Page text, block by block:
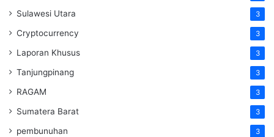
Sulawesi Utara 3
Cryptocurrency 3
Laporan Khusus 3
Tanjungpinang 3
RAGAM 3
Sumatera Barat 3
pembunuhan 3